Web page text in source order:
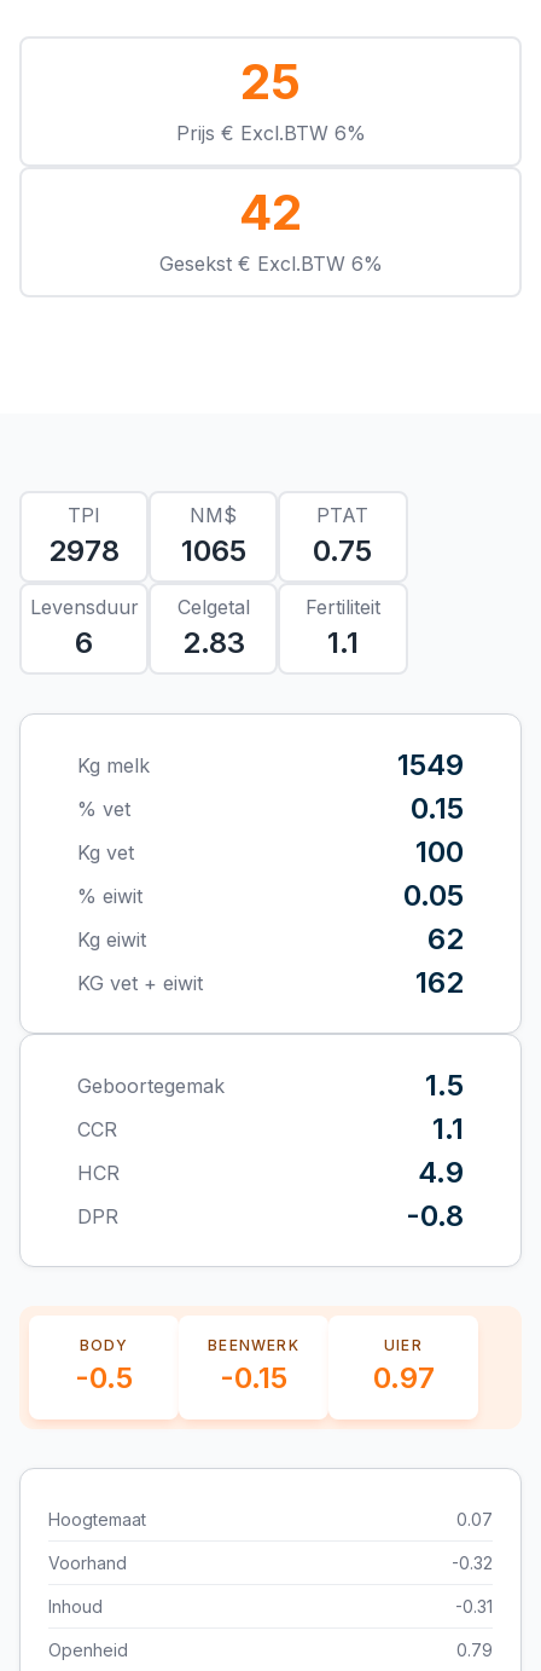
25
Prijs € Excl.BTW 6%
42
Gesekst € Excl.BTW 6%
TPI
2978
NM$
1065
PTAT
0.75
Levensduur
6
Celgetal
2.83
Fertiliteit
1.1
Kg melk 1549
% vet 0.15
Kg vet 100
% eiwit 0.05
Kg eiwit 62
KG vet + eiwit 162
Geboortegemak 1.5
CCR 1.1
HCR 4.9
DPR -0.8
BODY
-0.5
BEENWERK
-0.15
UIER
0.97
Hoogtemaat 0.07
Voorhand -0.32
Inhoud -0.31
Openheid 0.79